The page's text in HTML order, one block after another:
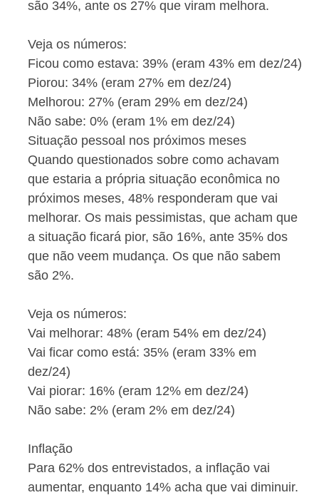
são 34%, ante os 27% que viram melhora.
Veja os números:
Ficou como estava: 39% (eram 43% em dez/24)
Piorou: 34% (eram 27% em dez/24)
Melhorou: 27% (eram 29% em dez/24)
Não sabe: 0% (eram 1% em dez/24)
Situação pessoal nos próximos meses
Quando questionados sobre como achavam
que estaria a própria situação econômica no
próximos meses, 48% responderam que vai
melhorar. Os mais pessimistas, que acham que
a situação ficará pior, são 16%, ante 35% dos
que não veem mudança. Os que não sabem
são 2%.
Veja os números:
Vai melhorar: 48% (eram 54% em dez/24)
Vai ficar como está: 35% (eram 33% em
dez/24)
Vai piorar: 16% (eram 12% em dez/24)
Não sabe: 2% (eram 2% em dez/24)
Inflação
Para 62% dos entrevistados, a inflação vai
aumentar, enquanto 14% acha que vai diminuir.